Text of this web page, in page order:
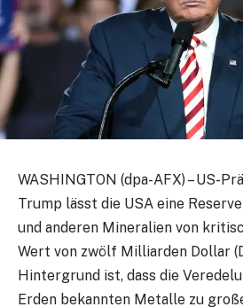
WASHINGTON (dpa-AFX) – US-
Trump lässt die USA eine
und anderen Mineralien von
Wert von zwölf Milliarden Dollar
Hintergrund ist, dass die
Erden bekannten Metalle zu